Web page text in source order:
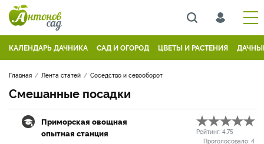
КАЛЕНДАРЬ ДАЧНИКА САД И ОГОРОД ЦВЕТЫ И РАСТЕНИЯ
Главная Лента статей Соседство и севооборот
Смешанные посадки
Приморская овощная
опытная станция
Рейтинг: 4.75
Проголосовало: 4